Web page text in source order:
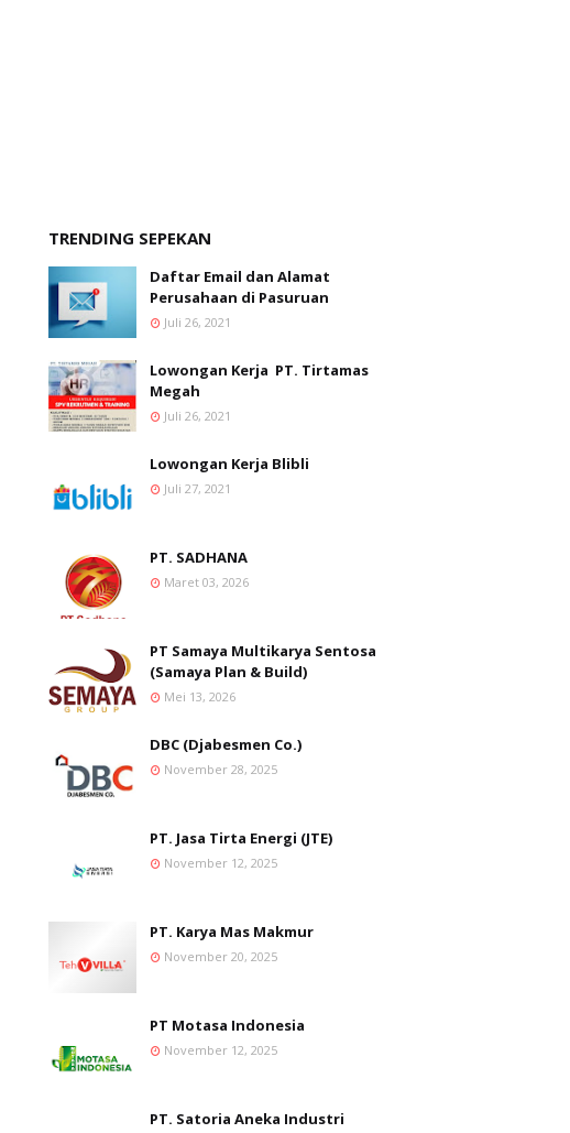
TRENDING SEPEKAN
Daftar Email dan Alamat
Perusahaan di Pasuruan
Juli 26, 2021
Lowongan Kerja PT. Tirtamas
Megah
Juli 26, 2021
Lowongan Kerja Blibli
Juli 27, 2021
PT. SADHANA
Maret 03, 2026
PT Samaya Multikarya Sentosa
(Samaya Plan & Build)
Mei 13, 2026
DBC (Djabesmen Co.)
November 28, 2025
PT. Jasa Tirta Energi (JTE)
November 12, 2025
PT. Karya Mas Makmur
November 20, 2025
PT Motasa Indonesia
November 12, 2025
PT. Satoria Aneka Industri